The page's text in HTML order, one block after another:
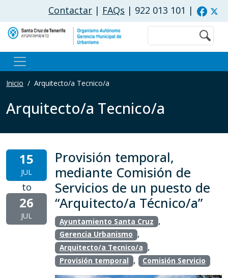
Pasar al contenido principal
Contactar | FAQs | 922 013 101 |
Buscar
Inicio Arquitecto/a Tecnico/a
Arquitecto/a Tecnico/a
15
JUL
to
26
JUL
Provisión temporal,
mediante Comisión de
Servicios de un puesto de
“Arquitecto/a Técnico/a”
Ayuntamiento Santa Cruz ,
Gerencia Urbanismo ,
Arquitecto/a Tecnico/a ,
Provisión temporal , Comisión Servicio